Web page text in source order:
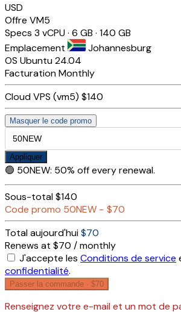
USD
Offre VM5
Specs 3 vCPU · 6 GB · 140 GB
Emplacement
Johannesburg
OS Ubuntu 24.04
FacturationMonthly
Cloud VPS (vm5) $140
Masquer le code promo
Appliquer
🟢 50NEW: 50% off every renewal.
Sous-total$140
Code promo 50NEW − $70
Total aujourd'hui$70
Renews at $70 / monthly
J'accepte les Conditions de service
confidentialité.
Passer la commande · $70
Renseignez votre e-mail et un mot de